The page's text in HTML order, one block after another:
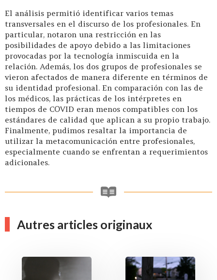
El análisis permitió identificar varios temas
transversales en el discurso de los profesionales. En
particular, notaron una restricción en las
posibilidades de apoyo debido a las limitaciones
provocadas por la tecnología inmiscuida en la
relación. Además, los dos grupos de profesionales se
vieron afectados de manera diferente en términos de
su identidad profesional. En comparación con las de
los médicos, las prácticas de los intérpretes en
tiempos de COVID eran menos compatibles con los
estándares de calidad que aplican a su propio trabajo.
Finalmente, pudimos resaltar la importancia de
utilizar la metacomunicación entre profesionales,
especialmente cuando se enfrentan a requerimientos
adicionales.
Autres articles originaux